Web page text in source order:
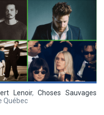
Lenoir,Choses Sauvages
Québec